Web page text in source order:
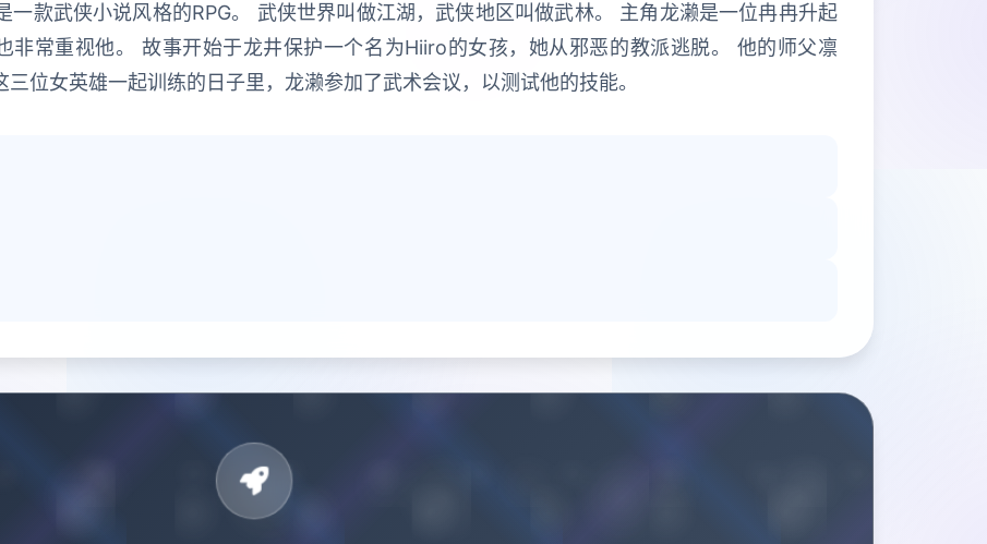
一款武侠小说风格的RPG。 武侠世界叫做江湖，武侠地区叫做武林。 主角龙濑是一位冉冉升起
非常重视他。 故事开始于龙井保护一个名为Hiiro的女孩，她从邪恶的教派逃脱。 他的师父凛
位女英雄一起训练的日子里，龙濑参加了武术会议，以测试他的技能。